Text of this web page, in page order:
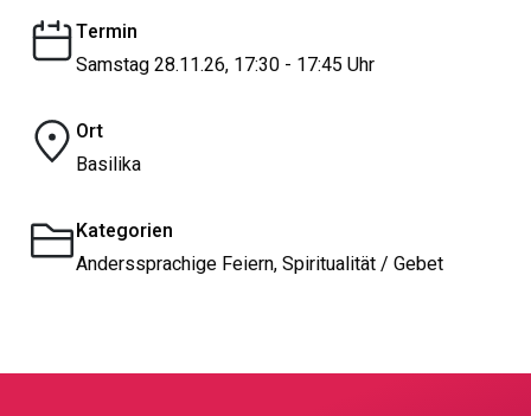
Termin
Samstag 28.11.26, 17:30 - 17:45 Uhr
Ort
Basilika
Kategorien
Anderssprachige Feiern, Spiritualität / Gebet